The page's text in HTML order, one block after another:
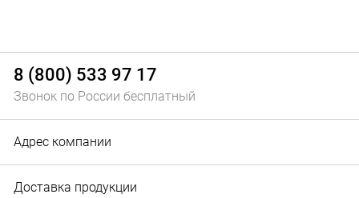
8 (800) 533 97 17
Звонок по России бесплатный
Адрес компании
Доставка продукции